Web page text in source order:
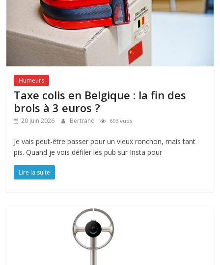
Humeurs
Taxe colis en Belgique : la fin des
brols à 3 euros ?
20 juin 2026 Bertrand 693 vues
Je vais peut-être passer pour un vieux ronchon, mais tant
pis. Quand je vois défiler les pub sur Insta pour
Lire la suite